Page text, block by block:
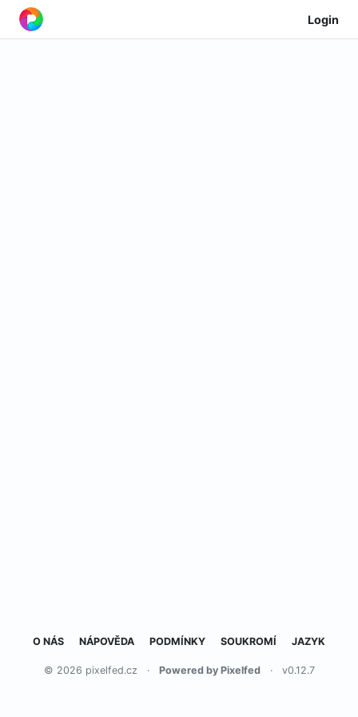
Login
O NÁS NÁPOVĚDA PODMÍNKY SOUKROMÍ JAZYK
© 2026 pixelfed.cz · Powered by Pixelfed · v0.12.7